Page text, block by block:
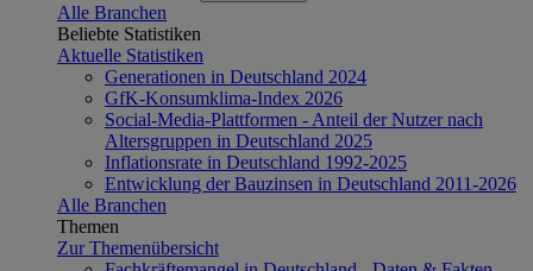
Alle Branchen
Beliebte Statistiken
Aktuelle Statistiken
Generationen in Deutschland 2024
GfK-Konsumklima-Index 2026
Social-Media-Plattformen - Anteil der Nutzer nach
Altersgruppen in Deutschland 2025
Inflationsrate in Deutschland 1992-2025
Entwicklung der Bauzinsen in Deutschland 2011-2026
Alle Branchen
Themen
Zur Themenübersicht